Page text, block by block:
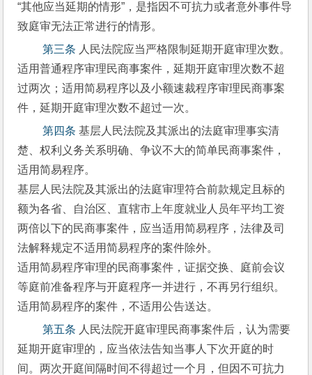
“其他应当延期的情形”，是指因不可抗力或者意外事件导
致庭审无法正常进行的情形。
第三条 人民法院应当严格限制延期开庭审理次数。
适用普通程序审理民商事案件，延期开庭审理次数不超
过两次；适用简易程序以及小额速裁程序审理民商事案
件，延期开庭审理次数不超过一次。
第四条 基层人民法院及其派出的法庭审理事实清
楚、权利义务关系明确、争议不大的简单民商事案件，
适用简易程序。
基层人民法院及其派出的法庭审理符合前款规定且标的
额为各省、自治区、直辖市上年度就业人员年平均工资
两倍以下的民商事案件，应当适用简易程序，法律及司
法解释规定不适用简易程序的案件除外。
适用简易程序审理的民商事案件，证据交换、庭前会议
等庭前准备程序与开庭程序一并进行，不再另行组织。
适用简易程序的案件，不适用公告送达。
第五条 人民法院开庭审理民商事案件后，认为需要
延期开庭审理的，应当依法告知当事人下次开庭的时
间。两次开庭间隔时间不得超过一个月，但因不可抗力